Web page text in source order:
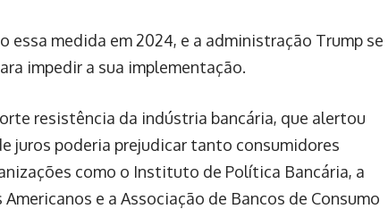
essa medida em 2024, e a administração Trump se
impedir a sua implementação.
resistência da indústria bancária, que alertou
juros poderia prejudicar tanto consumidores
como o Instituto de Política Bancária, a
e a Associação de Bancos de Consumo